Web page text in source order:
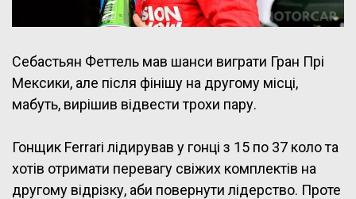
Себастьян Феттель мав шанси виграти Гран Прі
Мексики, але після фінішу на другому місці,
мабуть, вирішив відвести трохи пару.
Гонщик Ferrari лідирував у гонці з 15 по 37 коло та
хотів отримати перевагу свіжих комплектів на
другому відрізку, аби повернути лідерство. Проте